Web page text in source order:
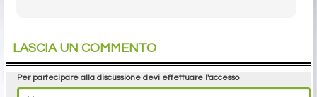
LASCIA UN COMMENTO
Per partecipare alla discussione devi effettuare l'accesso